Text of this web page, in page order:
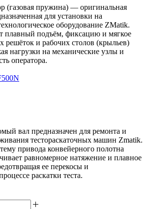
(газовая пружина) — оригинальная
для установки на
оборудование ZMatik.
плавный подъём, фиксацию и мягкое
решёток и рабочих столов (крыльев)
нагрузки на механические узлы и
оператора.
вал предназначен для ремонта и
тестораскаточных машин Zmatik.
привода конвейерного полотна
равномерное натяжение и плавное
ее перекосы и
раскатки теста.